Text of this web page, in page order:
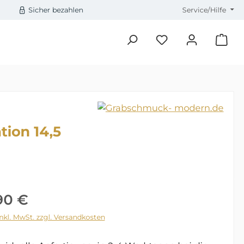
Sicher bezahlen Service/Hilfe
Du hast 0 Produkte
14,5
Preis:
€
MwSt. zzgl. Versandkosten